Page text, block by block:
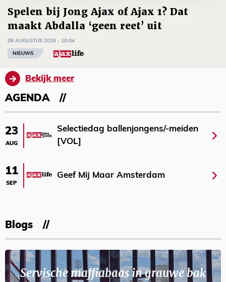
Spelen bij Jong Ajax of Ajax 1? Dat
maakt Abdalla ‘geen reet’ uit
08 AUGUSTUS 2026 - 10:04
NIEUWS
Bekijk meer
AGENDA
23
AUG
Selectiedag ballenjongens/-meiden
[VOL]
11
SEP
Geef Mij Maar Amsterdam
Blogs
Servische maffiabaas in grauwe bak